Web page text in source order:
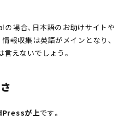
場合、日本語のお助けサイトや
報収集は英語がメインとなり、
えないでしょう。
が上です。